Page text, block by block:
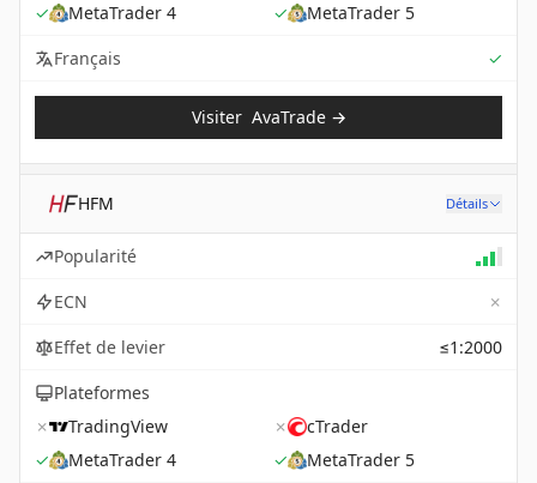
✓
MetaTrader 4 ✓
MetaTrader 5
Français
✓
Visiter AvaTrade→
HFM Détails
Popularité
ECN
✗
Effet de levier
≤1:2000
Plateformes
✗
TradingView ✗
cTrader
✓
MetaTrader 4 ✓
MetaTrader 5